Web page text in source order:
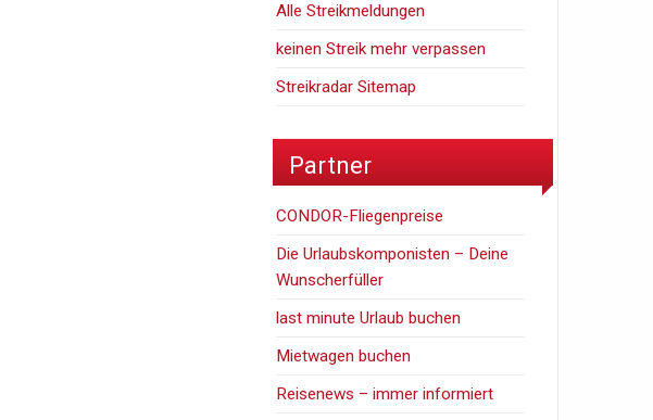
Alle Streikmeldungen
keinen Streik mehr verpassen
Streikradar Sitemap
Partner
CONDOR-Fliegenpreise
Die Urlaubskomponisten – Deine
Wunscherfüller
last minute Urlaub buchen
Mietwagen buchen
Reisenews – immer informiert